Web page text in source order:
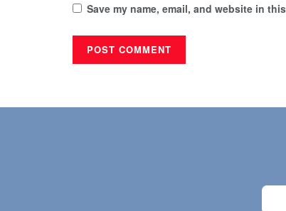
Save my name, email, and website in